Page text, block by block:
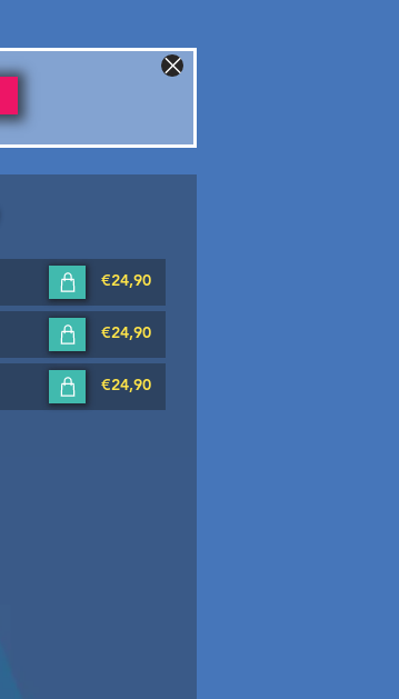
€24,90
€24,90
€24,90